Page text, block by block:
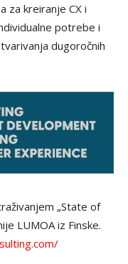
za kreiranje CX i
potrebe i
dugoročnih
„State of
LUMOA iz Finske.